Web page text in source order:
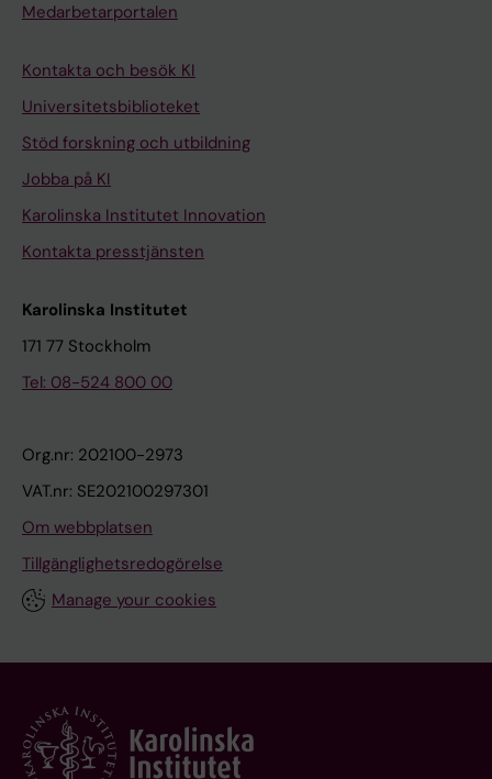
Medarbetarportalen
Kontakta och besök KI
Universitetsbiblioteket
Stöd forskning och utbildning
Jobba på KI
Karolinska Institutet Innovation
Kontakta presstjänsten
Karolinska Institutet
171 77 Stockholm
Tel: 08-524 800 00
Org.nr: 202100-2973
VAT.nr: SE202100297301
Om webbplatsen
Tillgänglighetsredogörelse
Manage your cookies